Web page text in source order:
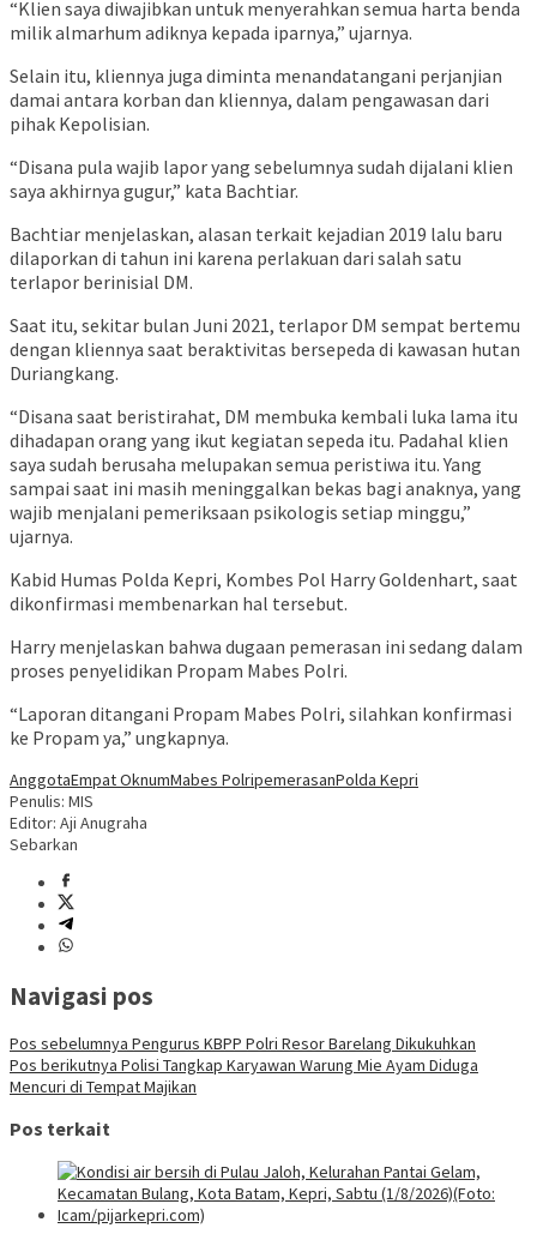
“Klien saya diwajibkan untuk menyerahkan semua harta benda
milik almarhum adiknya kepada iparnya,” ujarnya.
Selain itu, kliennya juga diminta menandatangani perjanjian
damai antara korban dan kliennya, dalam pengawasan dari
pihak Kepolisian.
“Disana pula wajib lapor yang sebelumnya sudah dijalani klien
saya akhirnya gugur,” kata Bachtiar.
Bachtiar menjelaskan, alasan terkait kejadian 2019 lalu baru
dilaporkan di tahun ini karena perlakuan dari salah satu
terlapor berinisial DM.
Saat itu, sekitar bulan Juni 2021, terlapor DM sempat bertemu
dengan kliennya saat beraktivitas bersepeda di kawasan hutan
Duriangkang.
“Disana saat beristirahat, DM membuka kembali luka lama itu
dihadapan orang yang ikut kegiatan sepeda itu. Padahal klien
saya sudah berusaha melupakan semua peristiwa itu. Yang
sampai saat ini masih meninggalkan bekas bagi anaknya, yang
wajib menjalani pemeriksaan psikologis setiap minggu,”
ujarnya.
Kabid Humas Polda Kepri, Kombes Pol Harry Goldenhart, saat
dikonfirmasi membenarkan hal tersebut.
Harry menjelaskan bahwa dugaan pemerasan ini sedang dalam
proses penyelidikan Propam Mabes Polri.
“Laporan ditangani Propam Mabes Polri, silahkan konfirmasi
ke Propam ya,” ungkapnya.
AnggotaEmpat OknumMabes PolripemerasanPolda Kepri
Penulis: MIS
Editor: Aji Anugraha
Sebarkan
Navigasi pos
Pos sebelumnya Pengurus KBPP Polri Resor Barelang Dikukuhkan
Pos berikutnya Polisi Tangkap Karyawan Warung Mie Ayam Diduga
Mencuri di Tempat Majikan
Pos terkait